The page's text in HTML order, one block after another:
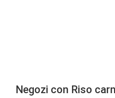
Negozi con Riso